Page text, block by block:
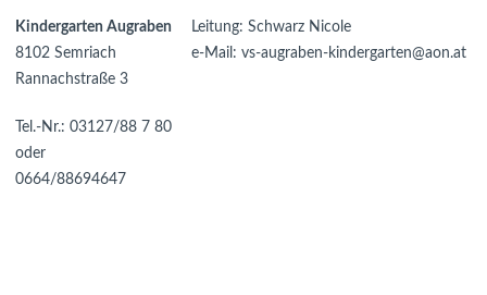
Kindergarten Augraben
8102 Semriach
Rannachstraße 3
Tel.-Nr.: 03127/88 7 80
oder
0664/88694647
Leitung: Schwarz Nicole
e-Mail: vs-augraben-kindergarten@aon.at